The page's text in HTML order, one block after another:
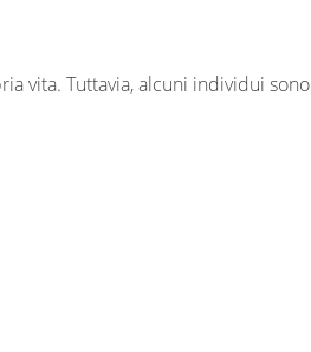
vita. Tuttavia, alcuni individui sono